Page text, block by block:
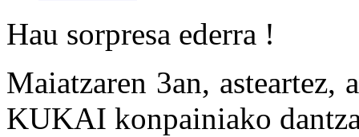
Hau sorpresa ederra !
Maiatzaren 3an,
KUKAI konpainiako